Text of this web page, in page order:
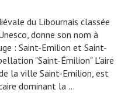
du Libournais classée
donne son nom à
: Saint-Emilion et Saint-
"Saint-Émilion" L'aire
la ville Saint-Emilion, est
dominant la ...